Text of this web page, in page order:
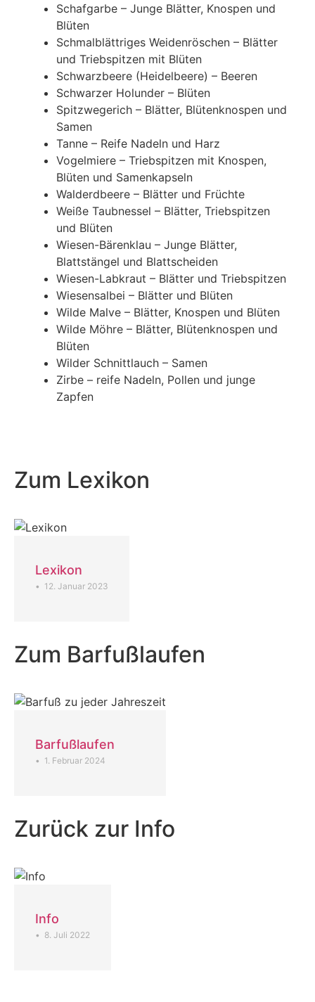
Schafgarbe – Junge Blätter, Knospen und
Blüten
Schmalblättriges Weidenröschen – Blätter
und Triebspitzen mit Blüten
Schwarzbeere (Heidelbeere) – Beeren
Schwarzer Holunder – Blüten
Spitzwegerich – Blätter, Blütenknospen und
Samen
Tanne – Reife Nadeln und Harz
Vogelmiere – Triebspitzen mit Knospen,
Blüten und Samenkapseln
Walderdbeere – Blätter und Früchte
Weiße Taubnessel – Blätter, Triebspitzen
und Blüten
Wiesen-Bärenklau – Junge Blätter,
Blattstängel und Blattscheiden
Wiesen-Labkraut – Blätter und Triebspitzen
Wiesensalbei – Blätter und Blüten
Wilde Malve – Blätter, Knospen und Blüten
Wilde Möhre – Blätter, Blütenknospen und
Blüten
Wilder Schnittlauch – Samen
Zirbe – reife Nadeln, Pollen und junge
Zapfen
Zum Lexikon
Lexikon
• 12. Januar 2023
Zum Barfußlaufen
Barfußlaufen
• 1. Februar 2024
Zurück zur Info
Info
• 8. Juli 2022